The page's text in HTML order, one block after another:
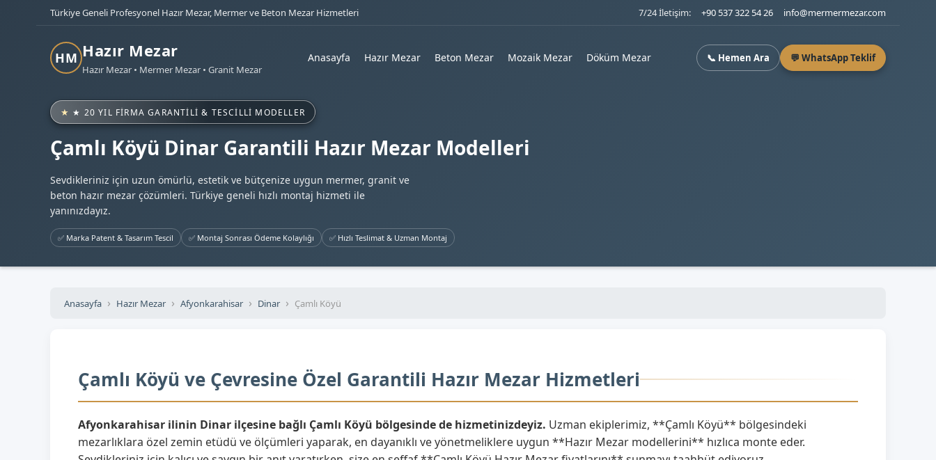
Türkiye Geneli Profesyonel Hazır Mezar, Mermer ve Beton Mezar Hizmetleri 7/24 İletişim: +90 537 322 54 26 info@mermermezar.com
HM Hazır Mezar
Hazır Mezar • Mermer Mezar • Granit Mezar
Anasayfa Hazır Mezar Beton Mezar Mozaik Mezar Döküm Mezar 📞 Hemen Ara 💬 WhatsApp Teklif
★ 20 YIL FIRMA GARANTILI & TESCILLI MODELLER
Çamlı Köyü Dinar Garantili Hazır Mezar Modelleri
Sevdikleriniz için uzun ömürlü, estetik ve bütçenize uygun mermer, granit ve
beton hazır mezar çözümleri. Türkiye geneli hızlı montaj hizmeti ile
yanınızdayız.
✅ Marka Patent & Tasarım Tescil ✅ Montaj Sonrası Ödeme Kolaylığı ✅ Hızlı Teslimat & Uzman Montaj
Anasayfa Hazır Mezar Afyonkarahisar Dinar Çamlı Köyü
Çamlı Köyü ve Çevresine Özel Garantili Hazır Mezar Hizmetleri
Afyonkarahisar ilinin Dinar ilçesine bağlı Çamlı Köyü bölgesinde de hizmetinizdeyiz. Uzman ekiplerimiz, **Çamlı Köyü** bölgesindeki
mezarlıklara özel zemin etüdü ve ölçümleri yaparak, en dayanıklı ve yönetmeliklere uygun **Hazır Mezar modellerini** hızlıca monte eder.